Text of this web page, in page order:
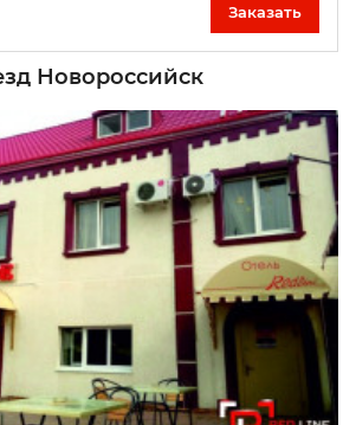
Заказать
Новороссийск